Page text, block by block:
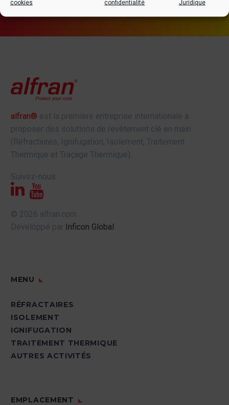
cookies
confidentialité
Juridique
alfran® est la première entreprise internationale à
proposer des solutions de revêtement clé en main
(Réfractaires, Ignifugation, Isolement, Traitement
Thermique et Traçage Thermique).
Suivez-nous:
© 2026 alfran.com
Développé par Inficon Global
MENU
RÉFRACTAIRES
ISOLEMENT
IGNIFUGATION
TRAITEMENT THERMIQUE
AUTRES ACTIVITÉS
EMPLACEMENT